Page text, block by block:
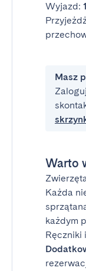
Wyjazd:
Masz
Warto
Każda
każdym
Ręczniki